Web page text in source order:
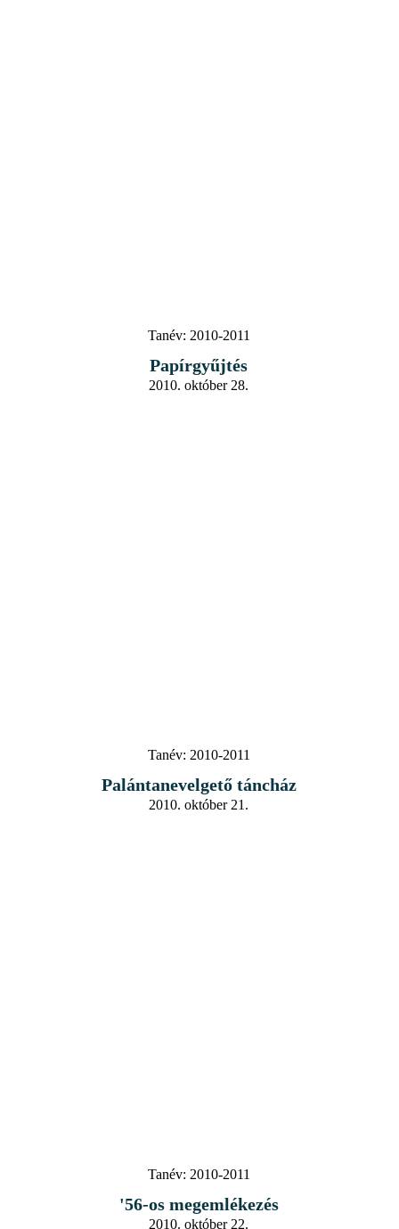
Tanév: 2010-2011
Papírgyűjtés
2010. október 28.
Tanév: 2010-2011
Palántanevelgető táncház
2010. október 21.
Tanév: 2010-2011
'56-os megemlékezés
2010. október 22.